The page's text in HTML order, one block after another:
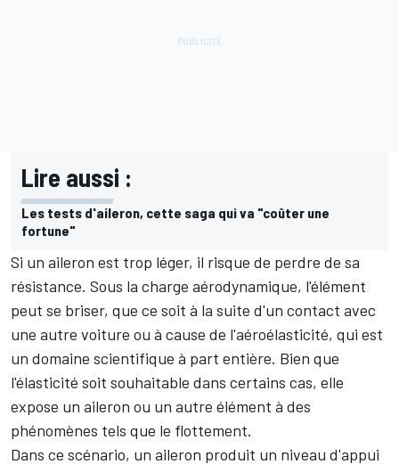
Lire aussi :
Les tests d'aileron, cette saga qui va "coûter une
fortune"
Si un aileron est trop léger, il risque de perdre de sa
résistance. Sous la charge aérodynamique, l'élément
peut se briser, que ce soit à la suite d'un contact avec
une autre voiture ou à cause de l'aéroélasticité, qui est
un domaine scientifique à part entière. Bien que
l'élasticité soit souhaitable dans certains cas, elle
expose un aileron ou un autre élément à des
phénomènes tels que le flottement.
Dans ce scénario, un aileron produit un niveau d'appui